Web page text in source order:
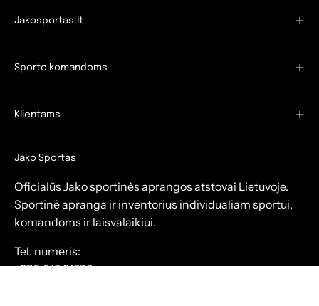
Jakosportas.lt
Sporto komandoms
Klientams
Jako Sportas
Oficialūs Jako sportinės aprangos atstovai Lietuvoje.
Sportinė apranga ir inventorius individualiam sportui,
komandoms ir laisvalaikiui.
Tel. numeris:
+370 615 31573